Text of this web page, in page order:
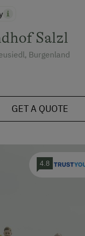
Salzl
Burgenland
GET A QUOTE
4.8